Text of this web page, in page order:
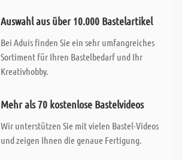
Auswahl aus über 10.000 Bastelartikel
Bei Aduis finden Sie ein sehr umfangreiches
Sortiment für Ihren Bastelbedarf und Ihr
Kreativhobby.
Mehr als 70 kostenlose Bastelvideos
Wir unterstützen Sie mit vielen Bastel-Videos
und zeigen Ihnen die genaue Fertigung.